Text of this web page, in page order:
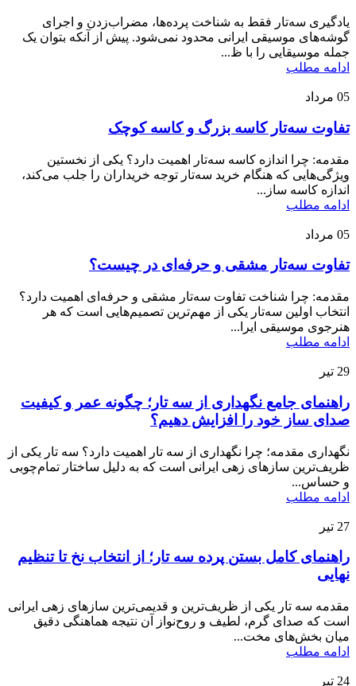
یادگیری سه‌تار فقط به شناخت پرده‌ها، مضراب‌زدن و اجرای
گوشه‌های موسیقی ایرانی محدود نمی‌شود. پیش از آنکه بتوان یک
جمله موسیقایی را با ظ...
ادامه مطلب
05 مرداد
تفاوت سه‌تار کاسه بزرگ و کاسه کوچک
مقدمه: چرا اندازه کاسه سه‌تار اهمیت دارد؟ یکی از نخستین
ویژگی‌هایی که هنگام خرید سه‌تار توجه خریداران را جلب می‌کند،
اندازه کاسه ساز...
ادامه مطلب
05 مرداد
تفاوت سه‌تار مشقی و حرفه‌ای در چیست؟
مقدمه: چرا شناخت تفاوت سه‌تار مشقی و حرفه‌ای اهمیت دارد؟
انتخاب اولین سه‌تار یکی از مهم‌ترین تصمیم‌هایی است که هر
هنرجوی موسیقی ایرا...
ادامه مطلب
29 تیر
راهنمای جامع نگهداری از سه تار؛ چگونه عمر و کیفیت
صدای ساز خود را افزایش دهیم؟
نگهداری مقدمه؛ چرا نگهداری از سه تار اهمیت دارد؟ سه تار یکی از
ظریف‌ترین سازهای زهی ایرانی است که به دلیل ساختار تمام‌چوبی
و حساس...
ادامه مطلب
27 تیر
راهنمای کامل بستن پرده سه تار؛ از انتخاب نخ تا تنظیم
نهایی
مقدمه سه تار یکی از ظریف‌ترین و قدیمی‌ترین سازهای زهی ایرانی
است که صدای گرم، لطیف و روح‌نواز آن نتیجه هماهنگی دقیق
میان بخش‌های مخت...
ادامه مطلب
24 تیر